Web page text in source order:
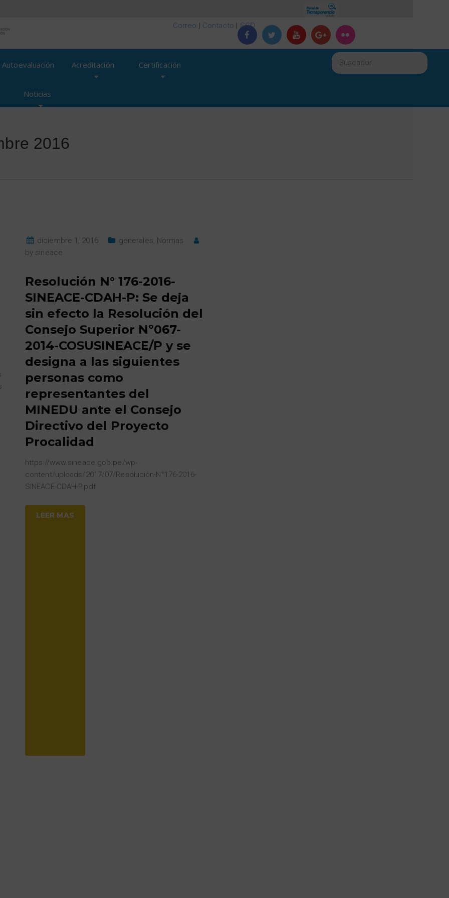
Correo | Contacto | SGD
Autoevaluación Acreditación Certificación
Noticias
2016
diciembre 1, 2016 generales, Normas
by sineace
Resolución N° 176-2016-
SINEACE-CDAH-P: Se deja
sin efecto la Resolución del
Consejo Superior Nº067-
2014-COSUSINEACE/P y se
designa a las siguientes
personas como
representantes del
MINEDU ante el Consejo
Directivo del Proyecto
Procalidad
https://www.sineace.gob.pe/wp-
content/uploads/2017/07/Resolución-N°176-2016-
SINEACE-CDAH-P.pdf
LEER MAS